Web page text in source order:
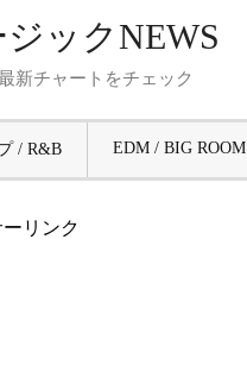
ックNEWS
新チャートをチェック
/ R&B EDM / BIG ROOM
リンク